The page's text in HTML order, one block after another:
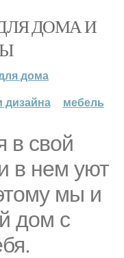
ДОМА И
дома
дизайна мебель
в свой
в нем уют
мы и
дом с